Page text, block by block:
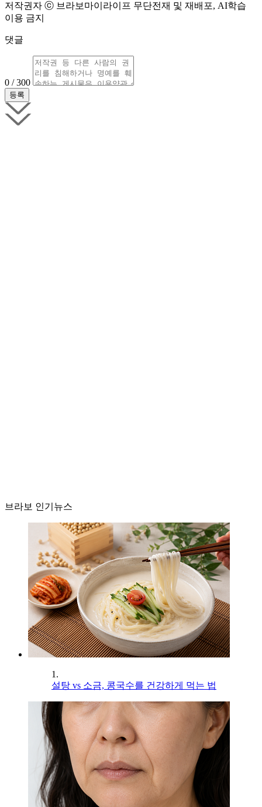
저작권자 ⓒ 브라보마이라이프 무단전재 및 재배포, AI학습
이용 금지
댓글
0 / 300
브라보 인기뉴스
1.
설탕 vs 소금, 콩국수를 건강하게 먹는 법